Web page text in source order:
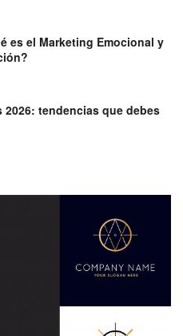
es el Marketing Emocional y
tendencias que debes